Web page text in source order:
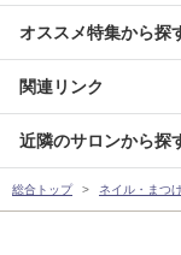
オススメ特集から探
関連リンク
近隣のサロンから探
総合トップ ネイル・まつ